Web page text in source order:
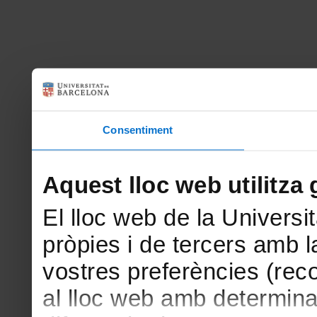
Consentiment
Aquest lloc web utilitza
El lloc web de la
pròpies i de tercers amb
vostres preferències
al lloc web amb